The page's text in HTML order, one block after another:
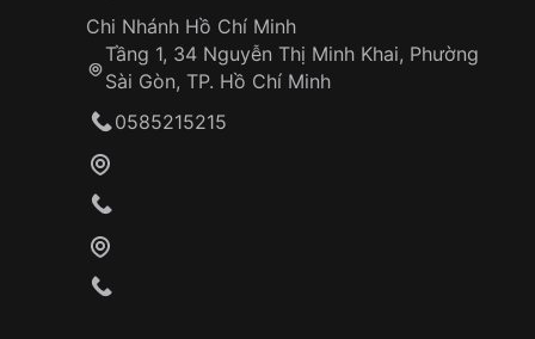
Chi Nhánh Hồ Chí Minh
Tầng 1, 34 Nguyễn Thị Minh Khai, Phường
Sài Gòn, TP. Hồ Chí Minh
0585215215